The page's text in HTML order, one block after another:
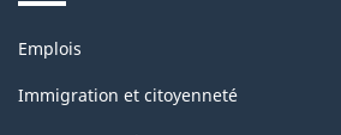
Thèmes
sujets
Emplois
Immigration et citoyenneté